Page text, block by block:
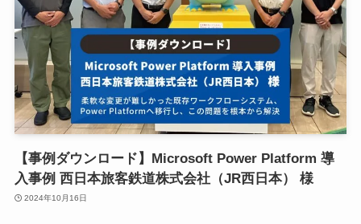
【事例ダウンロード】Microsoft Power Platform 導
入事例 西日本旅客鉄道株式会社（JR西日本） 様
2024年10月16日